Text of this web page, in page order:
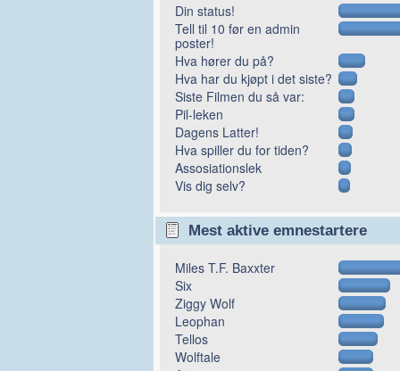
Din status!
Tell til 10 før en admin
poster!
Hva hører du på?
Hva har du kjøpt i det siste?
Siste Filmen du så var:
Pil-leken
Dagens Latter!
Hva spiller du for tiden?
Assosiationslek
Vis dig selv?
Mest aktive emnestartere
Miles T.F. Baxxter
Six
Ziggy Wolf
Leophan
Tellos
Wolftale